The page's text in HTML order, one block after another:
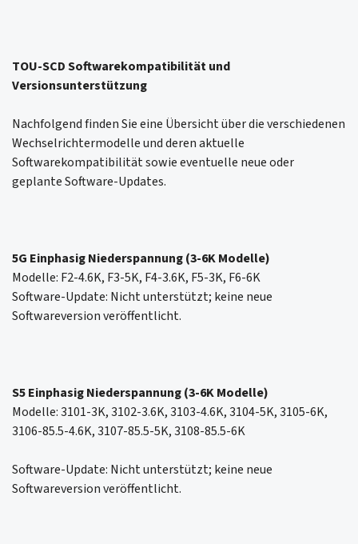
TOU-SCD Softwarekompatibilität und
Versionsunterstützung
Nachfolgend finden Sie eine Übersicht über die verschiedenen
Wechselrichtermodelle und deren aktuelle
Softwarekompatibilität sowie eventuelle neue oder
geplante Software-Updates.
5G Einphasig Niederspannung (3-6K Modelle)
Modelle: F2-4.6K, F3-5K, F4-3.6K, F5-3K, F6-6K
Software-Update: Nicht unterstützt; keine neue
Softwareversion veröffentlicht.
S5 Einphasig Niederspannung (3-6K Modelle)
Modelle: 3101-3K, 3102-3.6K, 3103-4.6K, 3104-5K, 3105-6K,
3106-85.5-4.6K, 3107-85.5-5K, 3108-85.5-6K
Software-Update: Nicht unterstützt; keine neue
Softwareversion veröffentlicht.